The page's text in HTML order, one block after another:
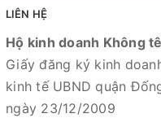
LIÊN HỆ
Hộ kinh doanh Không
Giấy đăng ký kinh
kinh tế UBND quận
ngày 23/12/2009